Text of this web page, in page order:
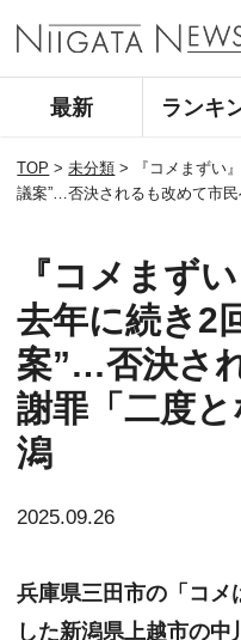
最新 ランキ
TOP >未分類 >
『コメまずい
議案”…否決されるも改めて市
『コメまず
去年に続き2
案”…否決さ
謝罪「二度
潟
2025.09.26
兵庫県三田市の「コメ
した新潟県上越市の